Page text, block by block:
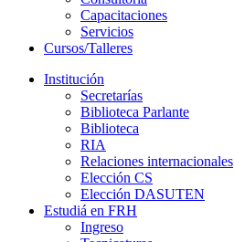
Capacitaciones
Servicios
Cursos/Talleres
Institución
Secretarías
Biblioteca Parlante
Biblioteca
RIA
Relaciones internacionales
Elección CS
Elección DASUTEN
Estudiá en FRH
Ingreso